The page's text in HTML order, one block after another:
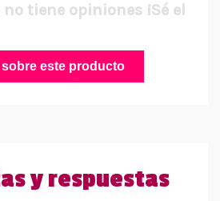
tiene opiniones ¡Sé el
este producto
y respuestas